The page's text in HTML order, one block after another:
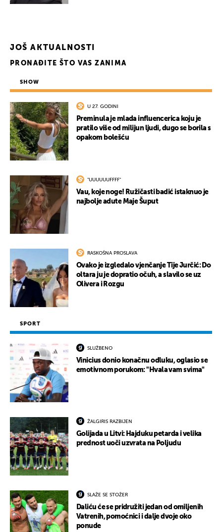
JOŠ AKTUALNOSTI
PRONAĐITE ŠTO VAS ZANIMA
SHOW
U 27. GODINI
Preminula je mlada influencerica koju je
pratilo više od milijun ljudi, dugo se borila s
opakom bolešću
"UUUUUUFFFF"
Vau, koje noge! Ružičasti badić istaknuo je
najbolje adute Maje Šuput
RASKOŠNA PROSLAVA
Ovako je izgledalo vjenčanje Tije Jurčić: Do
oltara ju je dopratio očuh, a slavilo se uz
Olivera i Rozgu
SPORT
SLUŽBENO
Vinicius donio konačnu odluku, oglasio se
emotivnom porukom: "Hvala vam svima"
ŽALGIRIS RAZBIJEN
Golijada u Litvi: Hajduku petarda i velika
prednost uoči uzvrata na Poljudu
SLAŽE SE STOŽER
Daliću će se pridružiti jedan od omiljenih
Vatrenih, pomoćnici i dalje dvoje oko
ponude